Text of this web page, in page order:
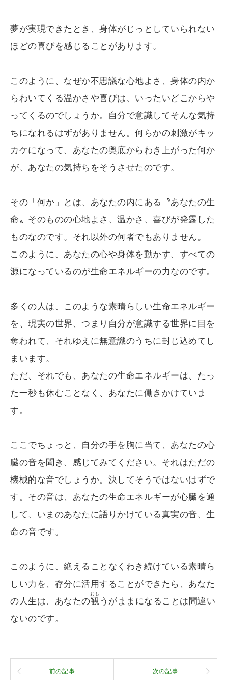
夢が実現できたとき、身体がじっとしていられない
ほどの喜びを感じることがあります。
このように、なぜか不思議な心地よさ、身体の内か
らわいてくる温かさや喜びは、いったいどこからや
ってくるのでしょうか。自分で意識してそんな気持
ちになれるはずがありません。何らかの刺激がキッ
カケになって、あなたの奥底からわき上がった何か
が、あなたの気持ちをそうさせたのです。
その「何か」とは、あなたの内にある〝あなたの生
命〟そのものの心地よさ、温かさ、喜びが発露した
ものなのです。それ以外の何者でもありません。
このように、あなたの心や身体を動かす、すべての
源になっているのが生命エネルギーの力なのです。
多くの人は、このような素晴らしい生命エネルギー
を、現実の世界、つまり自分が意識する世界に目を
奪われて、それゆえに無意識のうちに封じ込めてし
まいます。
ただ、それでも、あなたの生命エネルギーは、たっ
た一秒も休むことなく、あなたに働きかけていま
す。
ここでちょっと、自分の手を胸に当て、あなたの心
臓の音を聞き、感じてみてください。それはただの
機械的な音でしょうか。決してそうではないはずで
す。その音は、あなたの生命エネルギーが心臓を通
して、いまのあなたに語りかけている真実の音、生
命の音です。
このように、絶えることなくわき続けている素晴ら
しい力を、存分に活用することができたら、あなた
の人生は、あなたの観
おも
うがままになることは間違い
ないのです。
前の記事 次の記事